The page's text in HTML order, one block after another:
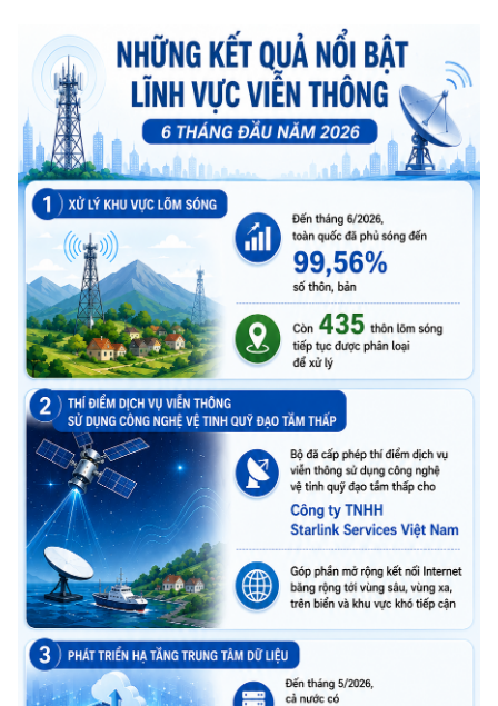
Tiêu chuẩn, đo lường, chất lượng
Năng lượng nguyên tử
Tin tổng hợp
Tin địa phương
Chuyển đổi số
Bưu chính, Viễn thông
Sở hữu trí tuệ
Tiêu chuẩn, đo lường, chất lượng
Năng lượng nguyên tử
Khác
Videos
Infographic
Ảnh
Voice
Nhiệm vụ trọng tâm
Chọn ngôn ngữ
Vietnamese English
BỘ KHOA HỌC VÀ CÔNG NGHỆ
MINISTRY OF SCIENCE AND TECHNOLOGY
Điều khoản sử dụng Theo dõi MST: Góp ý
Cơ quan chủ quản: Bộ Khoa học và Công nghệ (MST)
Chịu trách nhiệm nội dung: Nguyễn Thị Hải Hằng
Giám đốc Trung tâm Truyền thông Khoa học và Công nghệ.